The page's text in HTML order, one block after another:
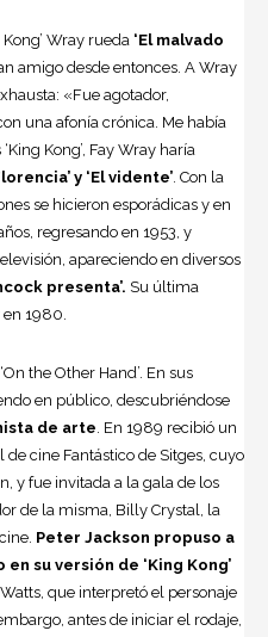
Wray rueda ‘El malvado
amigo desde entonces. A Wray
«Fue agotador,
una afonía crónica. Me había
Kong’, Fay Wray haría
y ‘El vidente’. Con la
se hicieron esporádicas y en
regresando en 1953, y
apareciendo en diversos
presenta’. Su última
1980.
the Other Hand’. En sus
en público, descubriéndose
de arte. En 1989 recibió un
cine Fantástico de Sitges, cuyo
y fue invitada a la gala de los
de la misma, Billy Crystal, la
Peter Jackson propuso a
su versión de ‘King Kong’
que interpretó el personaje
antes de iniciar el rodaje,